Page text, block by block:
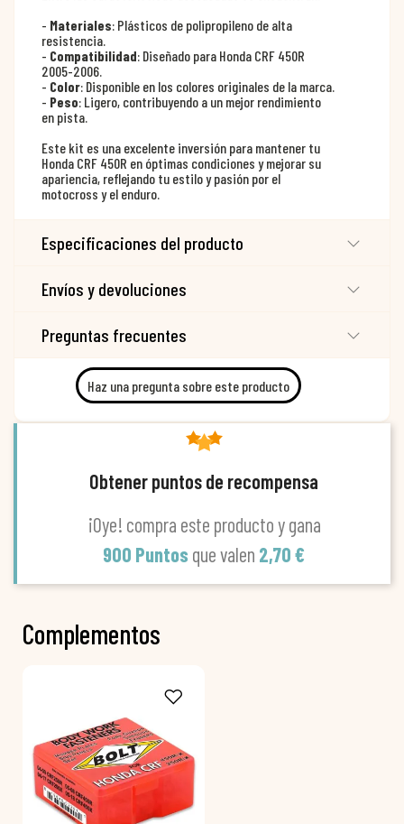
- Materiales: Plásticos de polipropileno de alta
resistencia.
- Compatibilidad: Diseñado para Honda CRF 450R
2005-2006.
- Color: Disponible en los colores originales de la marca.
- Peso: Ligero, contribuyendo a un mejor rendimiento
en pista.
Este kit es una excelente inversión para mantener tu
Honda CRF 450R en óptimas condiciones y mejorar su
apariencia, reflejando tu estilo y pasión por el
motocross y el enduro.
Especificaciones del producto
Envíos y devoluciones
Preguntas frecuentes
Haz una pregunta sobre este producto
Obtener puntos de recompensa
¡Oye! compra este producto y gana
900 Puntos que valen 2,70 €
Complementos